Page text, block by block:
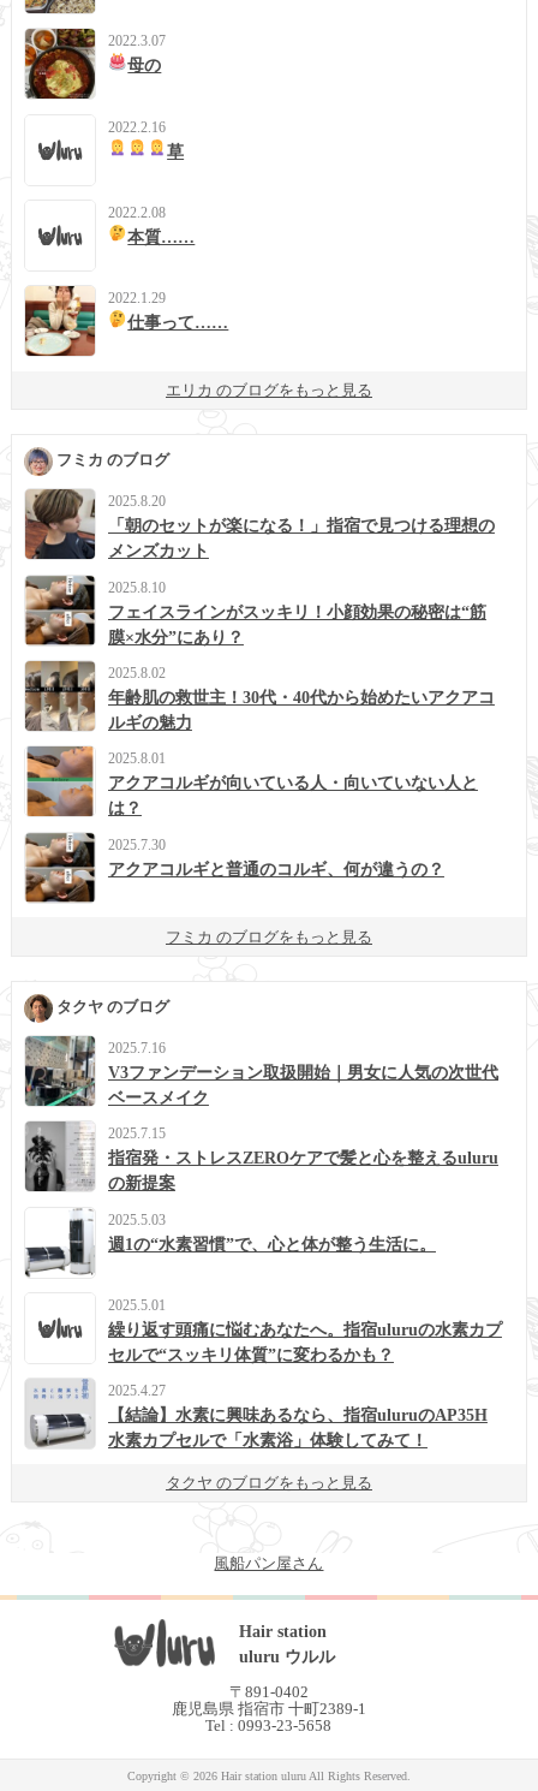
2022.3.07
母の
2022.2.16
草
2022.2.08
本質……
2022.1.29
仕事って……
エリカ のブログをもっと見る
フミカ のブログ
2025.8.20
「朝のセットが楽になる！」指宿で見つける理想の
メンズカット
2025.8.10
フェイスラインがスッキリ！小顔効果の秘密は“筋
膜×水分”にあり？
2025.8.02
年齢肌の救世主！30代・40代から始めたいアクアコ
ルギの魅力
2025.8.01
アクアコルギが向いている人・向いていない人と
は？
2025.7.30
アクアコルギと普通のコルギ、何が違うの？
フミカ のブログをもっと見る
タクヤ のブログ
2025.7.16
V3ファンデーション取扱開始｜男女に人気の次世代
ベースメイク
2025.7.15
指宿発・ストレスZEROケアで髪と心を整えるuluru
の新提案
2025.5.03
週1の“水素習慣”で、心と体が整う生活に。
2025.5.01
繰り返す頭痛に悩むあなたへ。指宿uluruの水素カプ
セルで“スッキリ体質”に変わるかも？
2025.4.27
【結論】水素に興味あるなら、指宿uluruのAP35H
水素カプセルで「水素浴」体験してみて！
タクヤ のブログをもっと見る
風船パン屋さん
Hair station
uluru ウルル
〒891-0402
鹿児島県 指宿市 十町2389-1
Tel : 0993-23-5658
Copyright © 2026 Hair station uluru All Rights Reserved.